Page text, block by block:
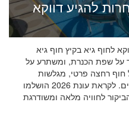
להגיע דווקא
לחוף גיא בקיץ חוף גיא
על שפת הכנרת, ומשתרע על
של חוף רחצה פרטי, מגלשות
אקסטרים, בריכת גלים ומתקנים לילדים. לקראת עונת 2026 הושלמו
לחוויה מלאה ומשודרגת